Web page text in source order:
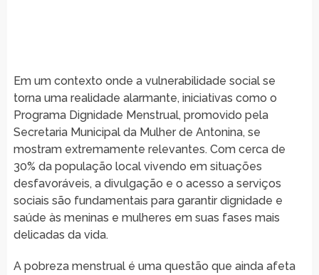
Em um contexto onde a vulnerabilidade social se
torna uma realidade alarmante, iniciativas como o
Programa Dignidade Menstrual, promovido pela
Secretaria Municipal da Mulher de Antonina, se
mostram extremamente relevantes. Com cerca de
30% da população local vivendo em situações
desfavoráveis, a divulgação e o acesso a serviços
sociais são fundamentais para garantir dignidade e
saúde às meninas e mulheres em suas fases mais
delicadas da vida.
A pobreza menstrual é uma questão que ainda afeta